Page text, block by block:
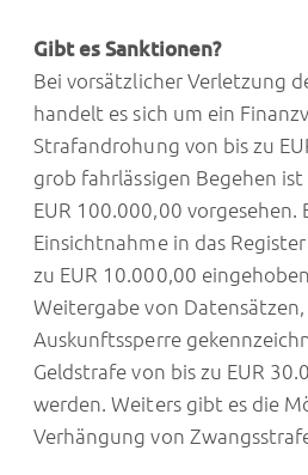
Gibt es Sanktionen?
Bei vorsätzlicher Verletzung
handelt es sich um ein
Strafandrohung von bis zu
grob fahrlässigen Begehen ist
EUR 100.000,00
Einsichtnahme in das
zu EUR 10.000,00
Weitergabe von
Auskunftssperre
Geldstrafe von bis zu EUR
werden. Weiters gibt es die
Verhängung von